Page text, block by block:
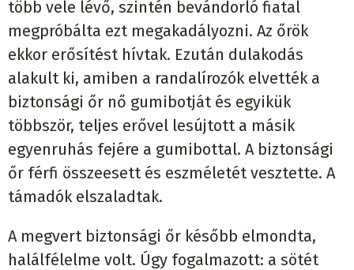
több vele lévő, szintén bevándorló fiatal
megpróbálta ezt megakadályozni. Az őrök
ekkor erősítést hívtak. Ezután dulakodás
alakult ki, amiben a randalírozók elvették a
biztonsági őr nő gumibotját és egyikük
többször, teljes erővel lesújtott a másik
egyenruhás fejére a gumibottal. A biztonsági
őr férfi összeesett és eszméletét vesztette. A
támadók elszaladtak.
A megvert biztonsági őr később elmondta,
halálfélelme volt. Úgy fogalmazott: a sötét